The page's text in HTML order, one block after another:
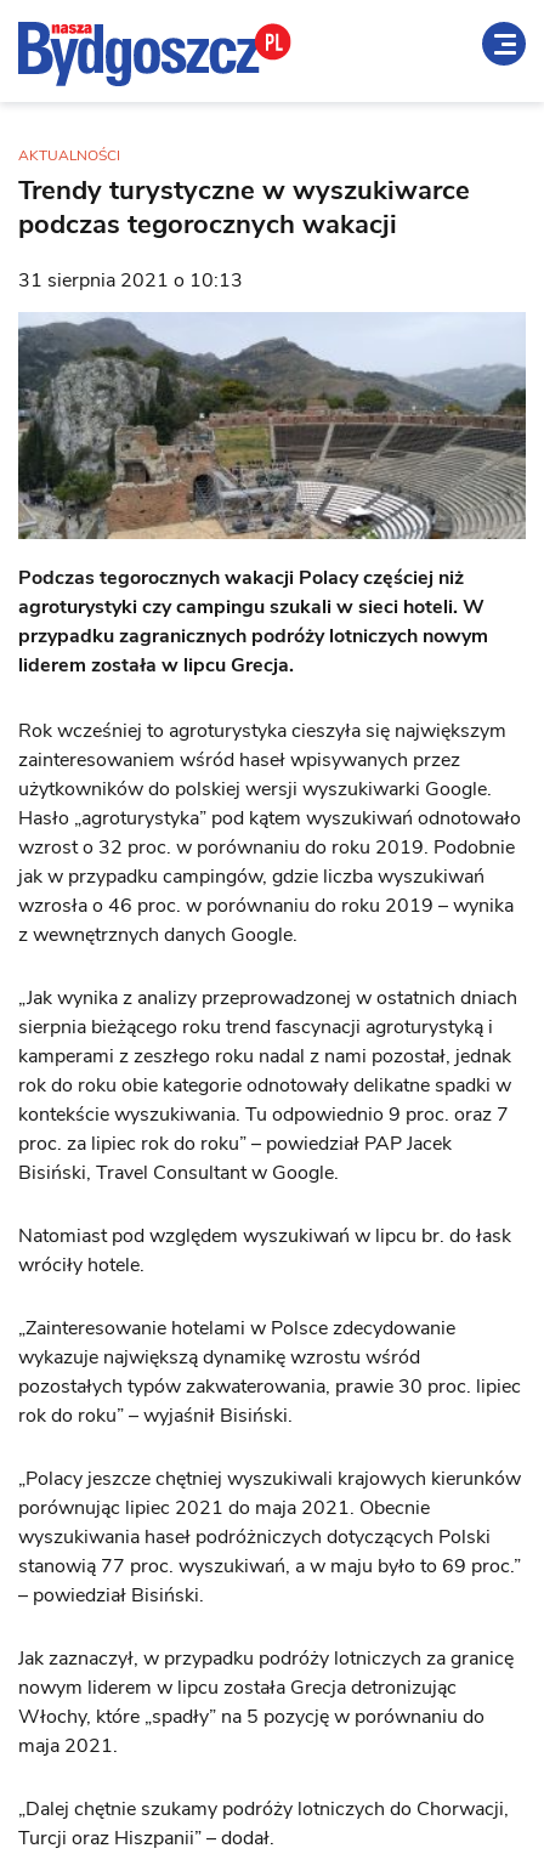
AKTUALNOŚCI
Trendy turystyczne w wyszukiwarce
podczas tegorocznych wakacji
31 sierpnia 2021 o 10:13
Podczas tegorocznych wakacji Polacy częściej niż
agroturystyki czy campingu szukali w sieci hoteli. W
przypadku zagranicznych podróży lotniczych nowym
liderem została w lipcu Grecja.
Rok wcześniej to agroturystyka cieszyła się największym
zainteresowaniem wśród haseł wpisywanych przez
użytkowników do polskiej wersji wyszukiwarki Google.
Hasło „agroturystyka” pod kątem wyszukiwań odnotowało
wzrost o 32 proc. w porównaniu do roku 2019. Podobnie
jak w przypadku campingów, gdzie liczba wyszukiwań
wzrosła o 46 proc. w porównaniu do roku 2019 – wynika
z wewnętrznych danych Google.
„Jak wynika z analizy przeprowadzonej w ostatnich dniach
sierpnia bieżącego roku trend fascynacji agroturystyką i
kamperami z zeszłego roku nadal z nami pozostał, jednak
rok do roku obie kategorie odnotowały delikatne spadki w
kontekście wyszukiwania. Tu odpowiednio 9 proc. oraz 7
proc. za lipiec rok do roku” – powiedział PAP Jacek
Bisiński, Travel Consultant w Google.
Natomiast pod względem wyszukiwań w lipcu br. do łask
wróciły hotele.
„Zainteresowanie hotelami w Polsce zdecydowanie
wykazuje największą dynamikę wzrostu wśród
pozostałych typów zakwaterowania, prawie 30 proc. lipiec
rok do roku” – wyjaśnił Bisiński.
„Polacy jeszcze chętniej wyszukiwali krajowych kierunków
porównując lipiec 2021 do maja 2021. Obecnie
wyszukiwania haseł podróżniczych dotyczących Polski
stanowią 77 proc. wyszukiwań, a w maju było to 69 proc.”
– powiedział Bisiński.
Jak zaznaczył, w przypadku podróży lotniczych za granicę
nowym liderem w lipcu została Grecja detronizując
Włochy, które „spadły” na 5 pozycję w porównaniu do
maja 2021.
„Dalej chętnie szukamy podróży lotniczych do Chorwacji,
Turcji oraz Hiszpanii” – dodał.